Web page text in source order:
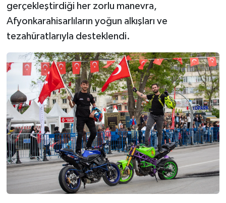
gerçekleştirdiği her zorlu manevra,
Afyonkarahisarlıların yoğun alkışları ve
tezahüratlarıyla desteklendi.